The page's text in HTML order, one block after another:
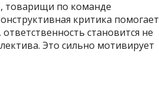
товарищи по команде
критика помогает
становится не
Это сильно мотивирует